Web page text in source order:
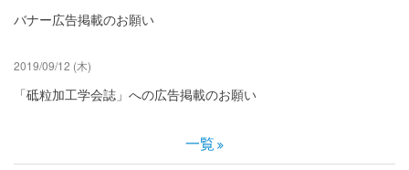
バナー広告掲載のお願い
2019/09/12 (木)
「砥粒加工学会誌」への広告掲載のお願い
一覧